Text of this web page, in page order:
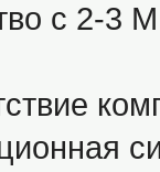
с 2-3